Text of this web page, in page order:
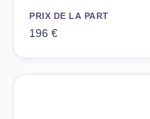
PRIX DE LA PART
196 €